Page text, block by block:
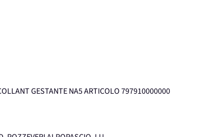
GESTANTE NA5 ARTICOLO 797910000000